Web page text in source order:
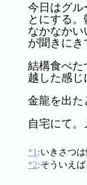
今日はグル
とにする
なかなか
が聞きにき
結構食べた
越した感じ
金龍を出た
自宅にて。
*1 :いきさつ
*2:そういえば